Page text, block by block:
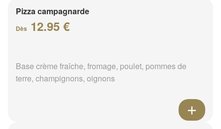
Pizza campagnarde
Dès 12.95 €
Base crème fraîche, fromage, poulet, pommes de
terre, champignons, oignons